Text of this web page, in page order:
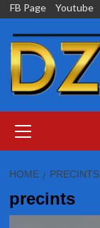
Skip
content
FB Page Youtube
Menu
HOME PRECINTS
precints